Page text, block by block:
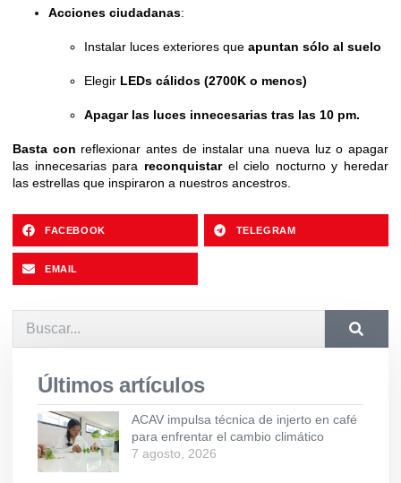
Acciones ciudadanas:
Instalar luces exteriores que apuntan sólo al suelo
Elegir LEDs cálidos (2700K o menos)
Apagar las luces innecesarias tras las 10 pm.
Basta con reflexionar antes de instalar una nueva luz o apagar
las innecesarias para reconquistarel cielo nocturno y heredar
las estrellas que inspiraron a nuestros ancestros.
FACEBOOK TELEGRAM
EMAIL
Últimos artículos
ACAV impulsa técnica de injerto en café
para enfrentar el cambio climático
7 agosto, 2026